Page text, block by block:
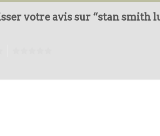
votre avis sur “stan smith